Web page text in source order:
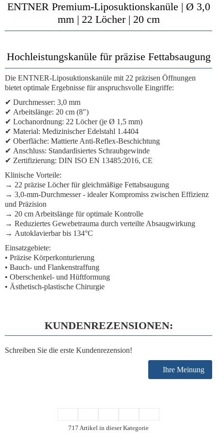
ENTNER Premium-Liposuktionskanüle | Ø 3,0
mm | 22 Löcher | 20 cm
Hochleistungskanüle für präzise Fettabsaugung
Die ENTNER-Liposuktionskanüle mit 22 präzisen Öffnungen
bietet optimale Ergebnisse für anspruchsvolle Eingriffe:
✔ Durchmesser: 3,0 mm
✔ Arbeitslänge: 20 cm (8")
✔ Lochanordnung: 22 Löcher (je Ø 1,5 mm)
✔ Material: Medizinischer Edelstahl 1.4404
✔ Oberfläche: Mattierte Anti-Reflex-Beschichtung
✔ Anschluss: Standardisiertes Schraubgewinde
✔ Zertifizierung: DIN ISO EN 13485:2016, CE
Klinische Vorteile:
→ 22 präzise Löcherfür gleichmäßige Fettabsaugung
→ 3,0-mm-Durchmesser- idealer Kompromiss zwischen Effizienz
und Präzision
→ 20 cm Arbeitslänge für optimale Kontrolle
→ Reduziertes Gewebetrauma durch verteilte Absaugwirkung
→ Autoklavierbar bis 134°C
Einsatzgebiete:
• Präzise Körperkonturierung
• Bauch- und Flankenstraffung
• Oberschenkel- und Hüftformung
• Ästhetisch-plastische Chirurgie
KUNDENREZENSIONEN:
Schreiben Sie die erste Kundenrezension!
Ihre Meinung
717 Artikel in dieser Kategorie